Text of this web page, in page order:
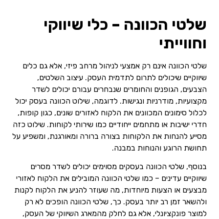
שלטי הכוונה – כלי שיווקי
וחווייתי
שלטי הכוונה אינם רק אמצעי לניהול מרחב פיזי, אלא גם כלים
שיווקיים שיכולים לתרום לתדמית העסק. עיצוב השלטים,
הצבעים, הגופנים והחומרים שנבחרים עבורם יכולים לשדר
מקצועיות, מודרניות ונגישות. לדוגמה, שילוט הכוונה בעסק יכול
לכלול סימונים המכוונים את הלקוח לאזורים שונים, כגון קופות,
חדרי ישיבות או מתחמים ייחודיים כמו שירותי לקוחות. שילוט כזה
מסייע להנחות את הלקוחות בצורה ברורה ומאורגנת, ומשפיע על
תחושת הרוגע והנוחות במבנה.
בנוסף, שלטי הכוונה בעסקים מסוימים יכולים לשדר מסרים
שיווקיים עדינים – כמו שלטי הכוונה המובילים את הלקוח לאזורי
מבצעים או הצעות מיוחדות, מה שעוזר להניע את הלקוח לקנות
ולהשאר זמן רב יותר בעסק. כך, שלטי הכוונה הופכים לא רק
למוצר פונקציונלי, אלא גם לחלק מהמארג השיווקי של העסק,